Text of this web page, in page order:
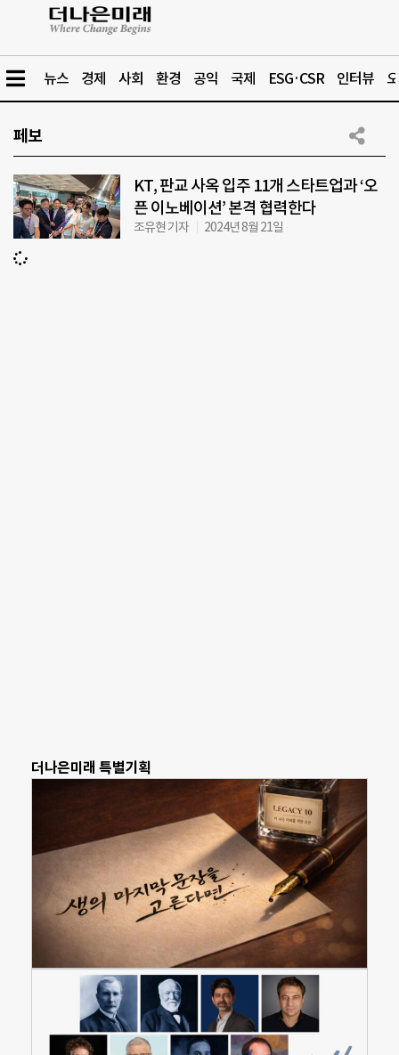
뉴스 경제 사회 환경 공익 국제 ESG·CSR 인터뷰
페보
KT, 판교 사옥 입주 11개 스타트업과 ‘오
픈 이노베이션’ 본격 협력한다
조유현 기자 2024년 8월 21일
더나은미래 특별기획